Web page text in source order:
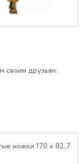
своим друзьям:
ножки 170 х 82,7